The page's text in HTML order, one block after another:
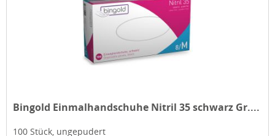
Bingold Einmalhandschuhe Nitril 35 schwarz Gr....
100 Stück, ungepudert